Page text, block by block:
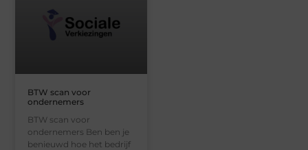
BTW scan voor
ondernemers
BTW scan voor
ondernemers Ben ben je
benieuwd hoe het bedrijf